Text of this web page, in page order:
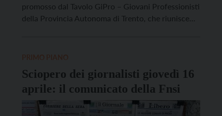
promosso dal Tavolo GiPro – Giovani Professionisti
della Provincia Autonoma di Trento, che riunisce
Sciopero dei giornalisti giovedì 16
aprile: il comunicato della Fnsi